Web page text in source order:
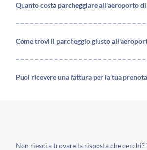
Quanto costa parcheggiare all'aeroporto di
Come trovi il parcheggio giusto
Puoi ricevere una fattura per la tua
Non riesci a trovare la risposta che